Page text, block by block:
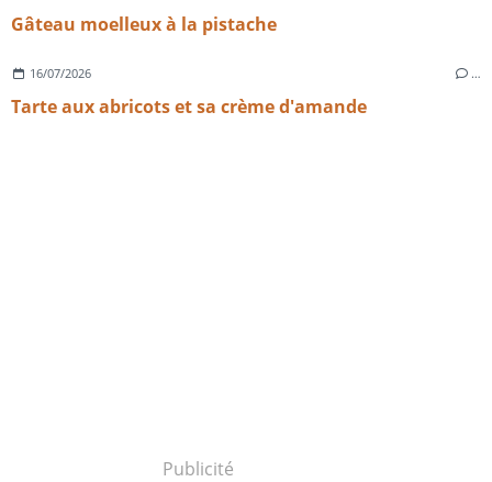
Gâteau moelleux à la pistache
16/07/2026 …
Tarte aux abricots et sa crème d'amande
Publicité